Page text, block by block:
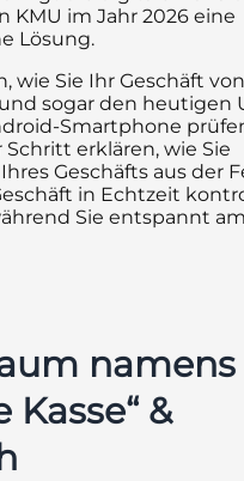
KMU im Jahr 2026 eine
Lösung.
wie Sie Ihr Geschäft
sogar den heutigen
Smartphone
erklären, wie Sie
Geschäfts aus der
in Echtzeit
Sie entspannt
namens
Kasse“ &